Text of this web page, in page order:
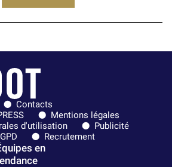
Contacts
Mentions légales
d'utilisation
Publicité
Recrutement
en